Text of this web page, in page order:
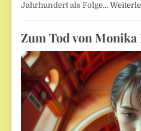
Jahrhundert als Folge…
Zum Tod von